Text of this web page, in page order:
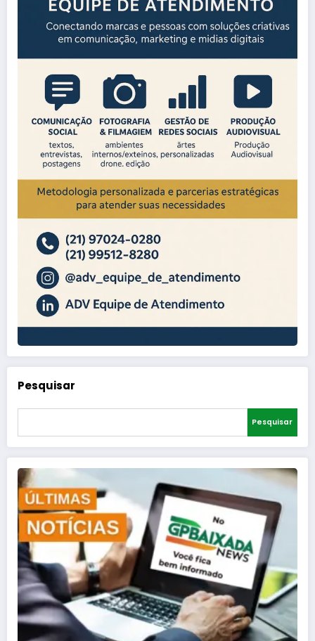
Pesquisar
Pesquisar